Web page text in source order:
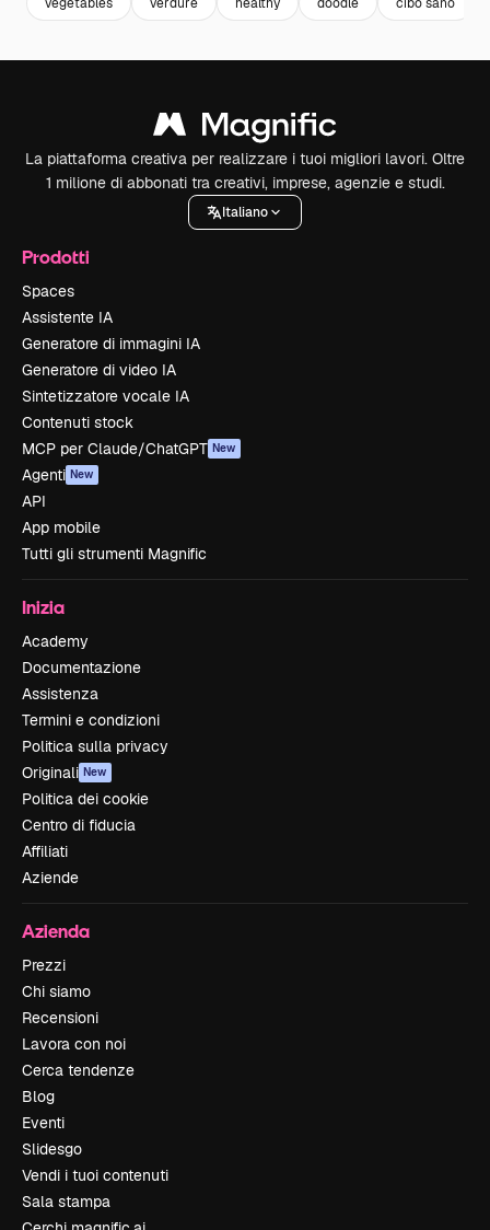
La piattaforma creativa per realizzare i tuoi migliori lavori. Oltre
1 milione di abbonati tra creativi, imprese, agenzie e studi.
Italiano
Prodotti
Spaces
Assistente IA
Generatore di immagini IA
Generatore di video IA
Sintetizzatore vocale IA
Contenuti stock
MCP per Claude/ChatGPT New
Agenti New
API
App mobile
Tutti gli strumenti Magnific
Inizia
Academy
Documentazione
Assistenza
Termini e condizioni
Politica sulla privacy
Originali New
Politica dei cookie
Centro di fiducia
Affiliati
Aziende
Azienda
Prezzi
Chi siamo
Recensioni
Lavora con noi
Cerca tendenze
Blog
Eventi
Slidesgo
Vendi i tuoi contenuti
Sala stampa